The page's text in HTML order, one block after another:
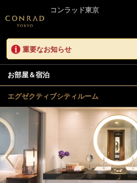
コンラッド東京
重要なお知らせ
お部屋＆宿泊
エグゼクティブシティルーム